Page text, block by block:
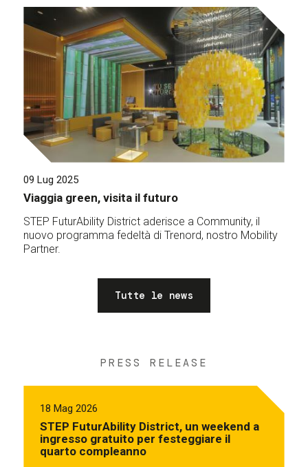
09 Lug 2025
Viaggia green, visita il futuro
STEP FuturAbility District aderisce a Community, il
nuovo programma fedeltà di Trenord, nostro Mobility
Partner.
Tutte le news
PRESS RELEASE
18 Mag 2026
STEP FuturAbility District, un weekend a
ingresso gratuito per festeggiare il
quarto compleanno